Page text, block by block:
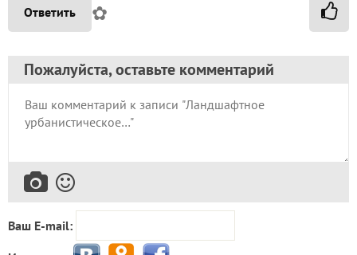
Ответить ✿
Пожалуйста, оставьте комментарий
Ваш E-mail: